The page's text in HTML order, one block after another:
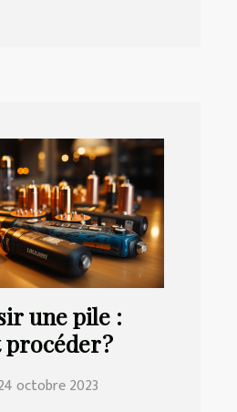
une pile :
?
octobre 2023